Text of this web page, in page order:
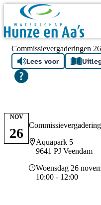
Skip navigation
Commissievergaderingen
Lees voor
Locatie
Aquapark 5
9641 PJ Veendam
Datum en tijd
Woensdag 26
10:00 - 12:00
NOV
26